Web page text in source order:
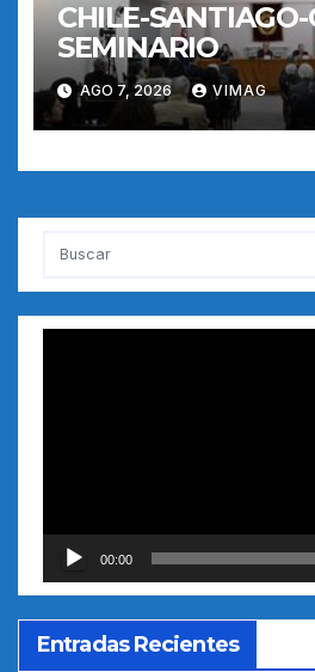
CHILE-
SEMINARIO
AGO 7, 2026 VIMAG
00:00
Entradas Recientes